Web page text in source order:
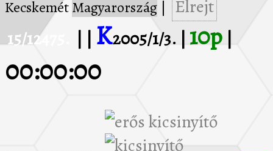
KecskemétMagyarország
Elrejt
15/12475.
K2005/1/3. | 10p
00:00:00